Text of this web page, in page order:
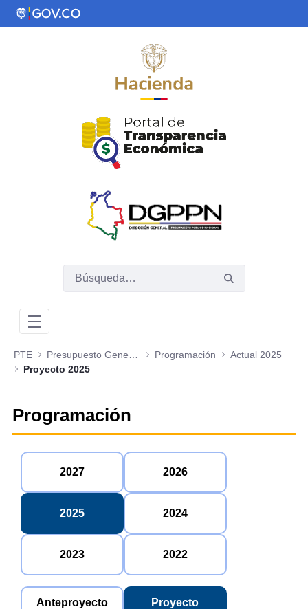
Saltar al contenido principal
PTE Programación
Actual 2025
Proyecto 2025
Programación
2027 2026
2025 2024
2023 2022
Anteproyecto Proyecto